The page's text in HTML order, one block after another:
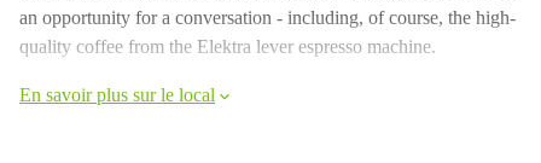
an opportunity for a conversation - including, of course, the high-
quality coffee from the Elektra lever espresso machine.
En savoir plus sur le local